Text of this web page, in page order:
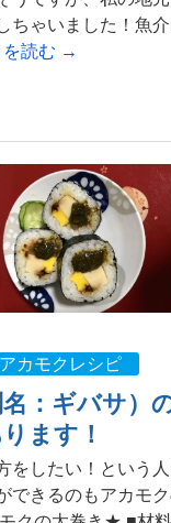
ちゃいました！魚
読む →
アカモクレシピ
：ギバサ）
ます！
をしたい！という
できるのもアカモ